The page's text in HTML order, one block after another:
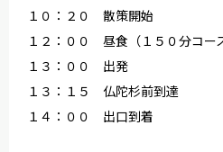
１０：２０ 散策開始
１２：００ 昼食（１５０分コー
１３：００ 出発
１３：１５ 仏陀杉前到達
１４：００ 出口到着